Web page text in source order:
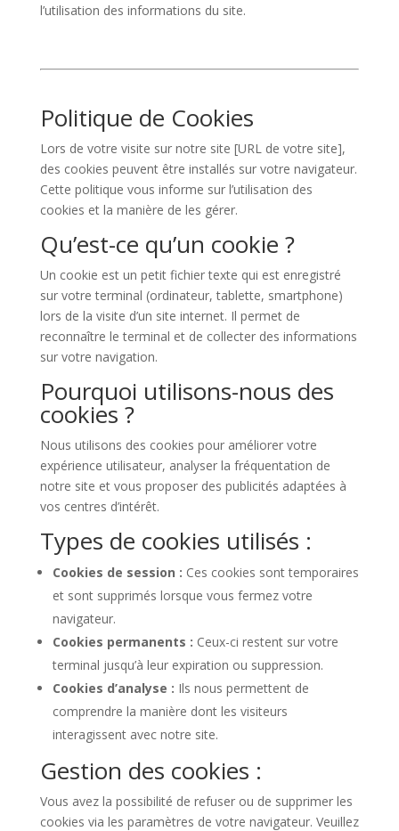
l’utilisation des informations du site.
Politique de Cookies
Lors de votre visite sur notre site [URL de votre site],
des cookies peuvent être installés sur votre navigateur.
Cette politique vous informe sur l’utilisation des
cookies et la manière de les gérer.
Qu’est-ce qu’un cookie ?
Un cookie est un petit fichier texte qui est enregistré
sur votre terminal (ordinateur, tablette, smartphone)
lors de la visite d’un site internet. Il permet de
reconnaître le terminal et de collecter des informations
sur votre navigation.
Pourquoi utilisons-nous des
cookies ?
Nous utilisons des cookies pour améliorer votre
expérience utilisateur, analyser la fréquentation de
notre site et vous proposer des publicités adaptées à
vos centres d’intérêt.
Types de cookies utilisés :
Cookies de session : Ces cookies sont temporaires
et sont supprimés lorsque vous fermez votre
navigateur.
Cookies permanents : Ceux-ci restent sur votre
terminal jusqu’à leur expiration ou suppression.
Cookies d’analyse : Ils nous permettent de
comprendre la manière dont les visiteurs
interagissent avec notre site.
Gestion des cookies :
Vous avez la possibilité de refuser ou de supprimer les
cookies via les paramètres de votre navigateur. Veuillez